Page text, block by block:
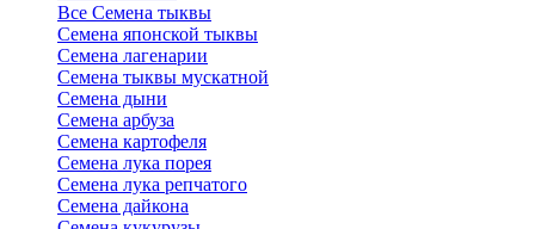
Все Семена тыквы
Семена японской тыквы
Семена лагенарии
Семена тыквы мускатной
Семена дыни
Семена арбуза
Семена картофеля
Семена лука порея
Семена лука репчатого
Семена дайкона